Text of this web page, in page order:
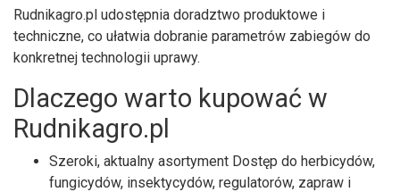
Rudnikagro.pl udostępnia doradztwo produktowe i
techniczne, co ułatwia dobranie parametrów zabiegów do
konkretnej technologii uprawy.
Dlaczego warto kupować w
Rudnikagro.pl
Szeroki, aktualny asortyment Dostęp do herbicydów,
fungicydów, insektycydów, regulatorów, zapraw i